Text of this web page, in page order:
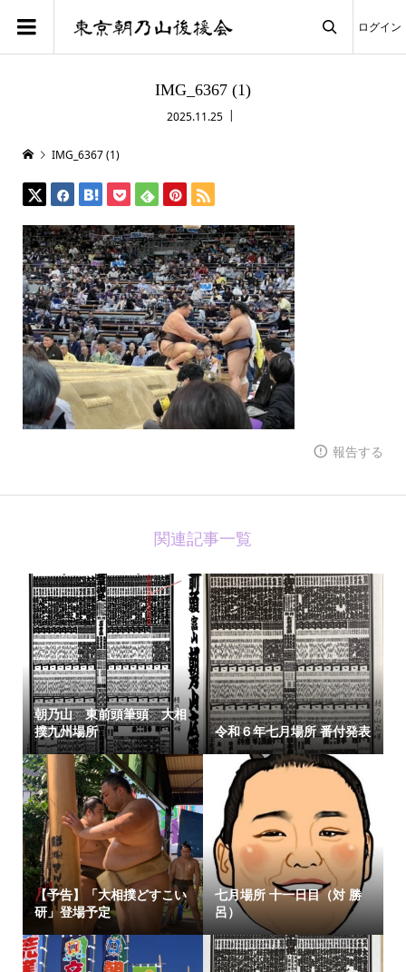
ログイン
IMG_6367 (1)
2025.11.25
IMG_6367 (1)
報告する
関連記事一覧
朝乃山 東前頭筆頭 大相
撲九州場所
令和６年七月場所 番付発表
【予告】「大相撲どすこい
研」登場予定
七月場所 十一日目（対 勝
呂）